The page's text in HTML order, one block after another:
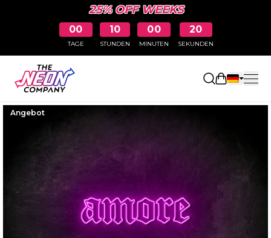
25% OFF WEEKS
00
TAGE
10
STUNDEN
00
MINUTEN
19
SEKUNDEN
Angebot